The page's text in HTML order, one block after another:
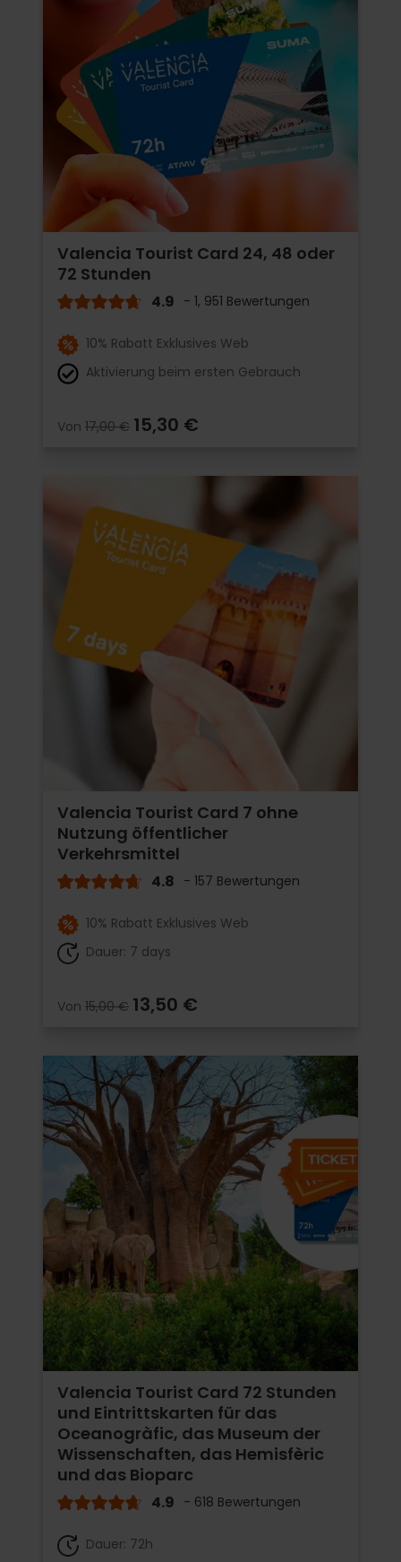
Valencia Tourist Card 24, 48 oder
72 Stunden
4.9 - 1, 951 Bewertungen
10% Rabatt Exklusives Web
Aktivierung beim ersten Gebrauch
Von 17,00 € 15,30 €
Valencia Tourist Card 7 ohne
Nutzung öffentlicher
Verkehrsmittel
4.8 - 157 Bewertungen
10% Rabatt Exklusives Web
Dauer: 7 days
Von 15,00 € 13,50 €
Valencia Tourist Card 72 Stunden
und Eintrittskarten für das
Oceanogràfic, das Museum der
Wissenschaften, das Hemisfèric
und das Bioparc
4.9 - 618 Bewertungen
Dauer: 72h